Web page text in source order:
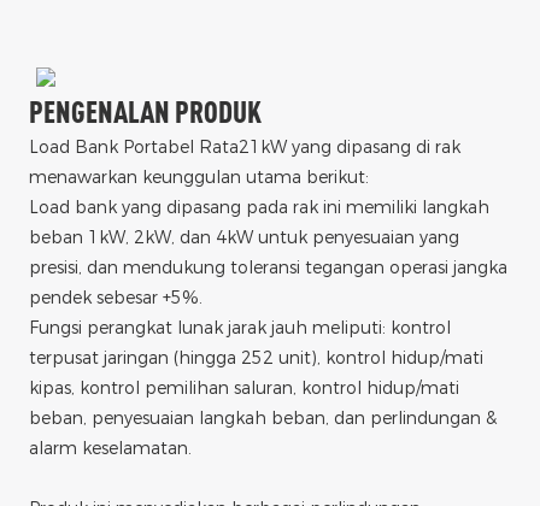
PENGENALAN PRODUK
Load Bank Portabel Rata21kW yang dipasang di rak
menawarkan keunggulan utama berikut:
Load bank yang dipasang pada rak ini memiliki langkah
beban 1kW, 2kW, dan 4kW untuk penyesuaian yang
presisi, dan mendukung toleransi tegangan operasi jangka
pendek sebesar +5%.
Fungsi perangkat lunak jarak jauh meliputi: kontrol
terpusat jaringan (hingga 252 unit), kontrol hidup/mati
kipas, kontrol pemilihan saluran, kontrol hidup/mati
beban, penyesuaian langkah beban, dan perlindungan &
alarm keselamatan.